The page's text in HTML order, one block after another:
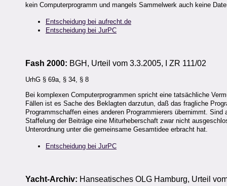
kein Computerprogramm und mangels Sammelwerk auch keine
Entscheidung bei aufrecht.de
Entscheidung bei JurPC
Fash 2000: BGH, Urteil vom 3.3.2005, I ZR 111/02
UrhG § 69a, § 34, § 8
Bei komplexen Computerprogrammen spricht eine tatsächliche
Fällen ist es Sache des Beklagten darzutun, daß das fragliche
Programmschaffen eines anderen Programmierers übernimmt.
Staffelung der Beiträge eine Miturheberschaft zwar nicht
Unterordnung unter die gemeinsame Gesamtidee erbracht hat.
Entscheidung bei JurPC
Yacht-Archiv: Hanseatisches OLG Hamburg, Urteil